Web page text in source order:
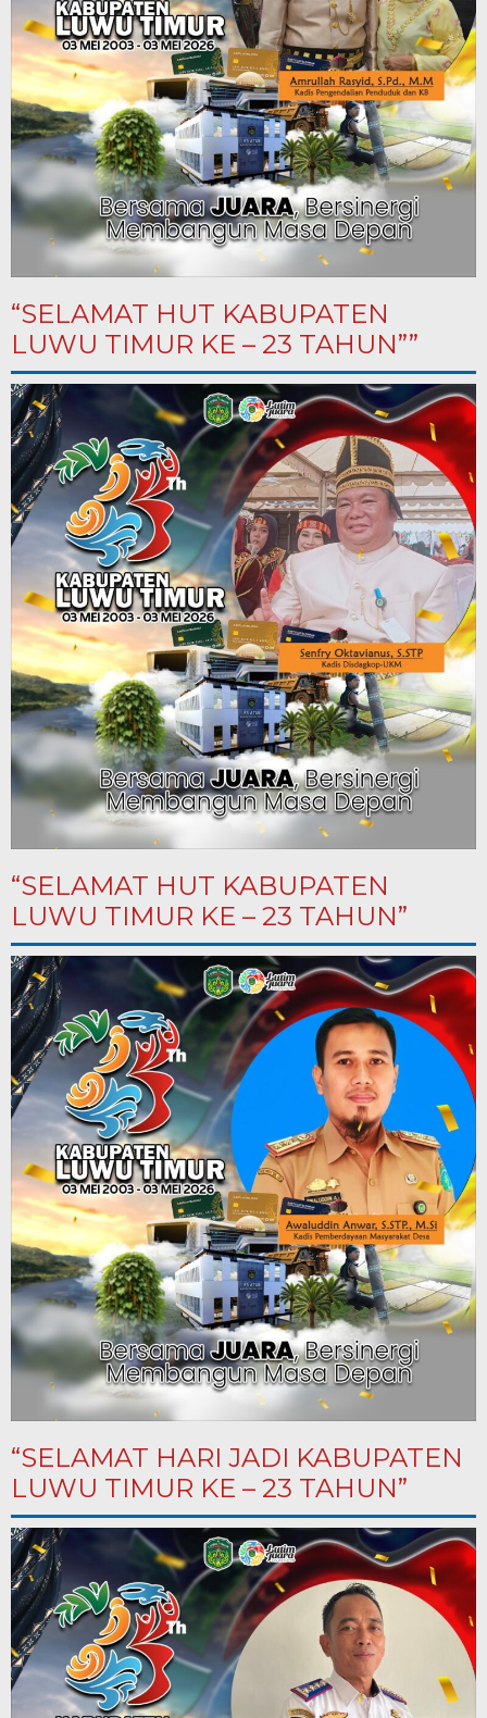
“SELAMAT HUT KABUPATEN
LUWU TIMUR KE – 23 TAHUN””
“SELAMAT HUT KABUPATEN
LUWU TIMUR KE – 23 TAHUN”
“SELAMAT HARI JADI KABUPATEN
LUWU TIMUR KE – 23 TAHUN”